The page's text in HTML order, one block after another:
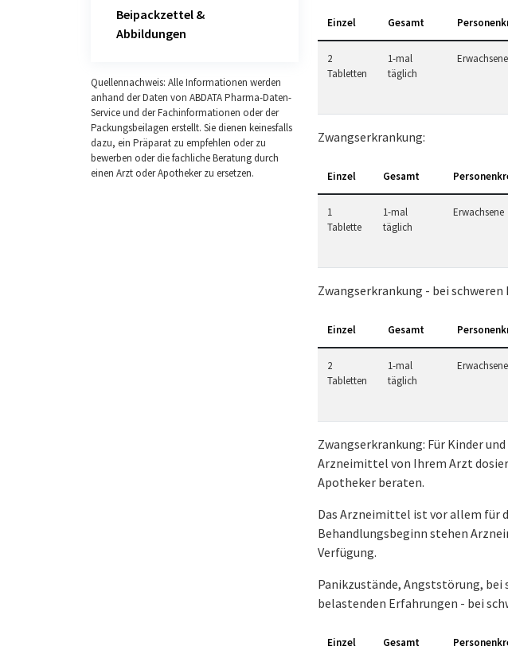
Beipackzettel &
Abbildungen
Quellennachweis: Alle Informationen werden
anhand der Daten von ABDATA Pharma-Daten-
Service und der Fachinformationen oder der
Packungsbeilagen erstellt. Sie dienen keinesfalls
dazu, ein Präparat zu empfehlen oder zu
bewerben oder die fachliche Beratung durch
einen Arzt oder Apotheker zu ersetzen.
Einzel Gesamt
2
Tabletten
1-mal
täglich
Erwachsene
Zwangserkrankung:
Einzel Gesamt
1
Tablette
1-mal
täglich
Erwachsene
Zwangserkrankung - bei schweren
Einzel Gesamt
2
Tabletten
1-mal
täglich
Erwachsene
Zwangserkrankung: Für Kinder
Arzneimittel von Ihrem Arzt
Apotheker beraten.
Das Arzneimittel ist vor allem für
Behandlungsbeginn stehen
Verfügung.
Panikzustände, Angststörung,
belastenden Erfahrungen - bei
Einzel Gesamt